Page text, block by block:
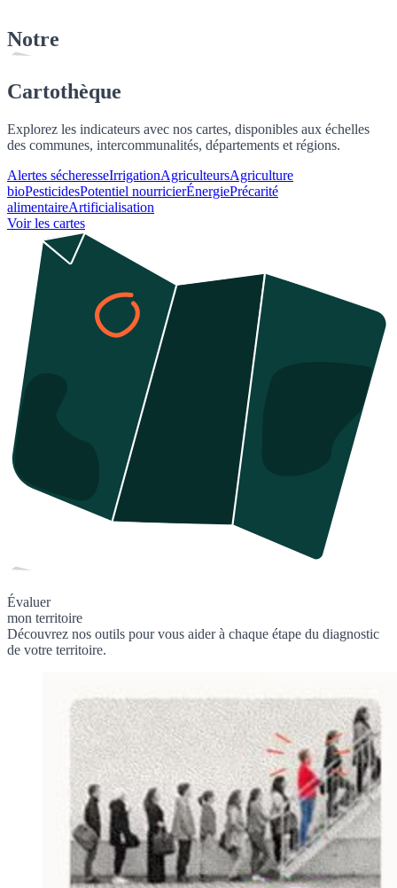
Notre
Cartothèque
Explorez les indicateurs avec nos cartes, disponibles aux échelles
des communes, intercommunalités, départements et régions.
Alertes sécheresseIrrigationAgriculteursAgriculture
bioPesticidesPotentiel nourricierÉnergiePrécarité
alimentaireArtificialisation
Voir les cartes
Évaluer
mon territoire
Découvrez nos outils pour vous aider à chaque étape du diagnostic
de votre territoire.